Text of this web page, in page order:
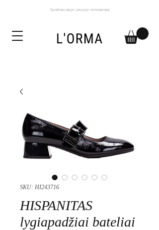
Siuntimas visoje Lietuvoje nemokamas!
SKU: HI243716
HISPANITAS
lygiapadžiai bateliai